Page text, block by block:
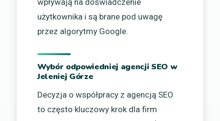
wpływają na doświadczenie
użytkownika i są brane pod uwagę
przez algorytmy Google.
Wybór odpowiedniej agencji SEO w
Jeleniej Górze
Decyzja o współpracy z agencją SEO
to często kluczowy krok dla firm